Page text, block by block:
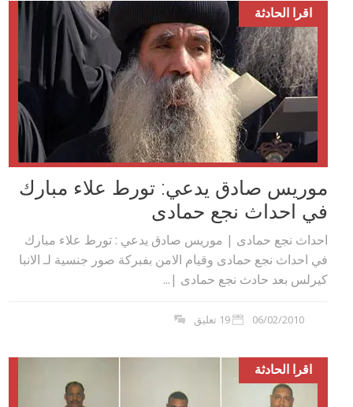
اقرا الحادثة
موريس صادق يدعي: تورط علاء مبارك
في احداث نجع حمادى
احداث نجع حمادى | موريس صادق يدعي : تورط علاء مبارك
في احداث نجع حمادى وقيام الامن بفبركة صور جنسية لـ الانبا
كيرلس بعد حادث نجع حمادى |...
06/02/2010 19 تعليق
اقرا الحادثة